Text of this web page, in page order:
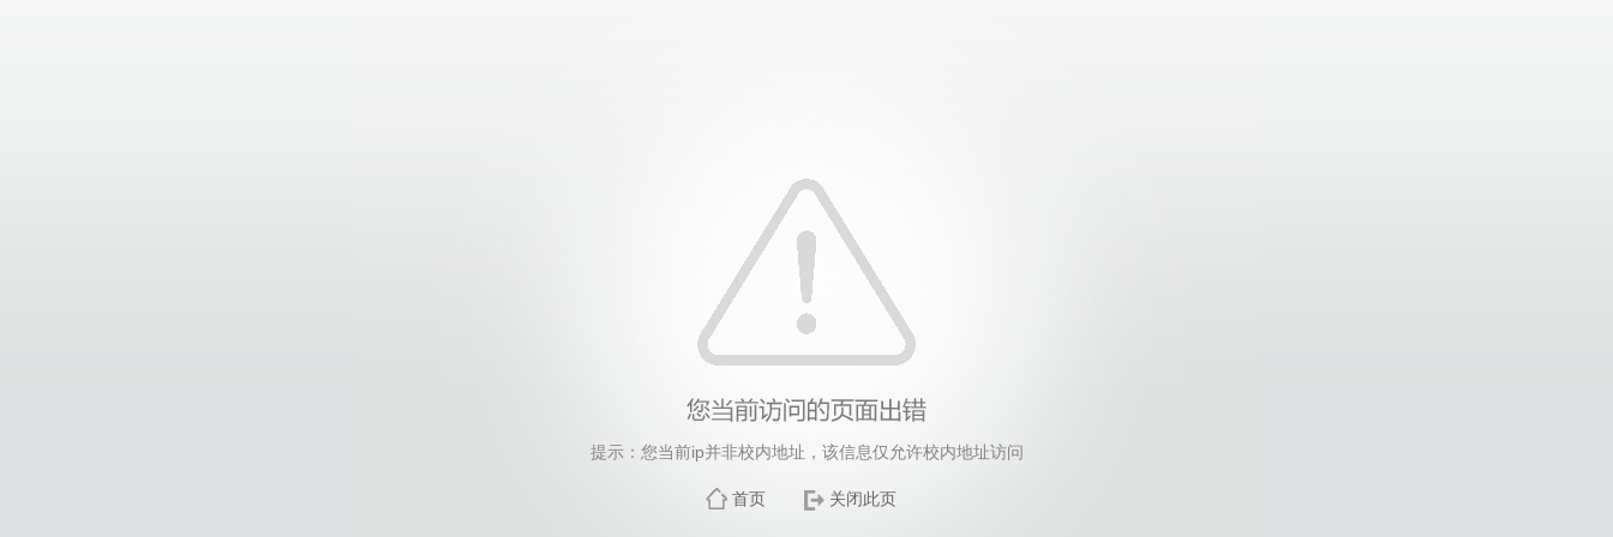
提示：您当前ip并非校内地址，该信息仅允许校内地址访问
首页 关闭此页